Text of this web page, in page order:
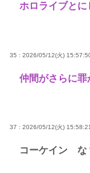
ホロライブとに
35 : 2026/05/12(火)
仲間がさらに罪
37 : 2026/05/12(火)
コーケイン な